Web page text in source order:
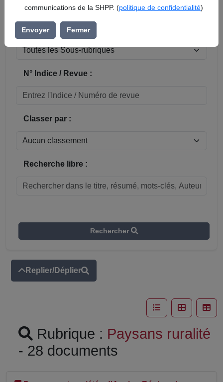
Réinitialiser
Sous-rubrique / Commune :
N° Indice / Revue :
Classer par :
Recherche libre :
Rechercher
Replier/Déplier
Rubrique : Paysans ruralité
- 28 documents
communications de la SHPP. (politique de confidentialité)
Envoyer Fermer